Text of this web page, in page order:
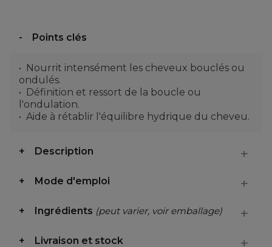
Points clés
Nourrit intensément les cheveux bouclés ou
ondulés.
Définition et ressort de la boucle ou
l'ondulation.
Aide à rétablir l'équilibre hydrique du cheveu.
Description
Mode d'emploi
Ingrédients (peut varier, voir emballage)
Livraison et stock